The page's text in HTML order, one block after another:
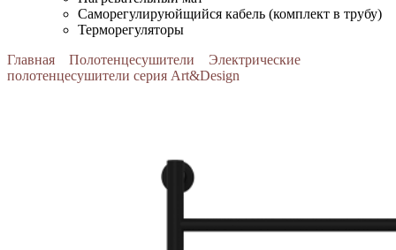
Cаморегулируюйщийся кабель (комплект в трубу)
Терморегуляторы
Главная
Полотенцесушители
Электрические
полотенцесушители серия Art&Design